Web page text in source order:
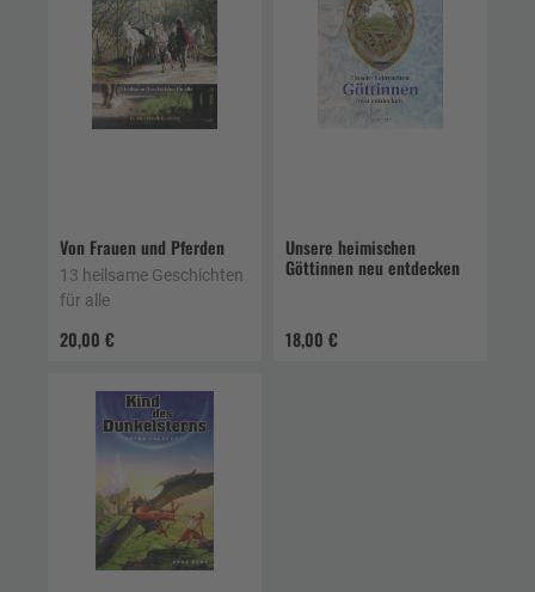
Von Frauen und Pferden
20,00 €
13 heilsame Geschichten
für alle
Unsere heimischen
Göttinnen neu entdecken
18,00 €